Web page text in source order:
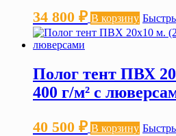
34 800 ₽ В корзину
Полог тент ПВХ
400 г/м² с
40 500 ₽ В корзину